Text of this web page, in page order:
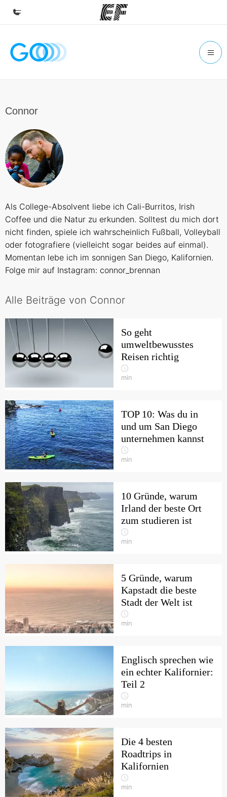
Home
Büros in der Nähe
Über uns
Wer wir sind
Werde Teil unseres Teams
Connor
Als College-Absolvent liebe ich Cali-Burritos, Irish
Coffee und die Natur zu erkunden. Solltest du mich dort
nicht finden, spiele ich wahrscheinlich Fußball, Volleyball
oder fotografiere (vielleicht sogar beides auf einmal).
Momentan lebe ich im sonnigen San Diego, Kalifornien.
Folge mir auf Instagram: connor_brennan
Alle Beiträge von Connor
So geht
umweltbewusstes
Reisen richtig
min
TOP 10: Was du in
und um San Diego
unternehmen kannst
min
10 Gründe, warum
Irland der beste Ort
zum studieren ist
min
5 Gründe, warum
Kapstadt die beste
Stadt der Welt ist
min
Englisch sprechen wie
ein echter Kalifornier:
Teil 2
min
Die 4 besten
Roadtrips in
Kalifornien
min